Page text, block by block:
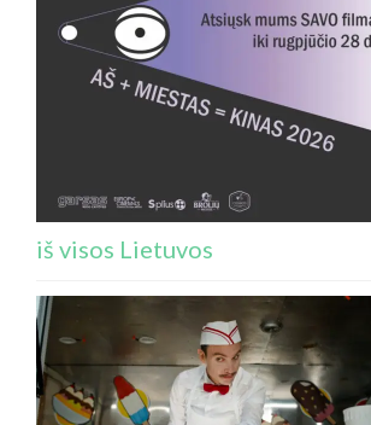
iš visos Lietuvos